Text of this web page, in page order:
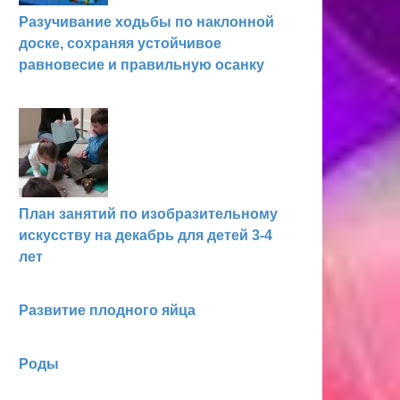
Разучивание ходьбы по наклонной
доске, сохраняя устойчивое
равновесие и правиль­ную осанку
План занятий по изобразительному
искусству на декабрь для детей 3-4
лет
Развитие плодного яйца
Роды